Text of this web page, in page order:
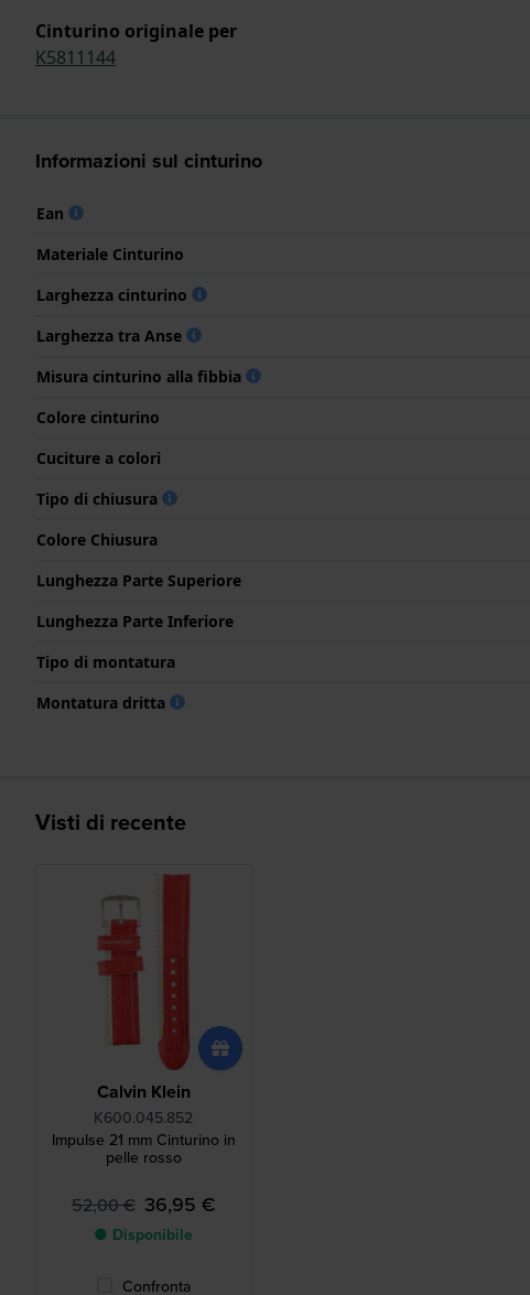
Cinturino originale per
K5811144
Informazioni sul cinturino
Ean
Materiale Cinturino
Larghezza cinturino
Larghezza tra Anse
Misura cinturino alla fibbia
Colore cinturino
Cuciture a colori
Tipo di chiusura
Colore Chiusura
Lunghezza Parte Superiore
Lunghezza Parte Inferiore
Tipo di montatura
Montatura dritta
Visti di recente
Calvin Klein
K600.045.852
Impulse 21 mm Cinturino in
pelle rosso
52,00 € 36,95 €
● Disponibile
Confronta